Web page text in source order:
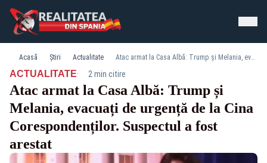
Acasă Știri Actualitate Atac armat la Casa Albă: Trump și Melania, evacuați de urgență de la Cina Corespondenților. Suspectul a fost arestat
ACTUALITATE· 2 min citire
Atac armat la Casa Albă: Trump și
Melania, evacuați de urgență de la Cina
Corespondenților. Suspectul a fost
arestat